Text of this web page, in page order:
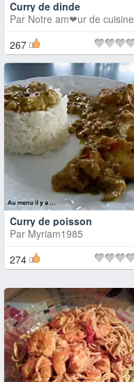
Curry de dinde
Par Notre am❤ur de cuisine
267
Curry de poisson
Par Myriam1985
274